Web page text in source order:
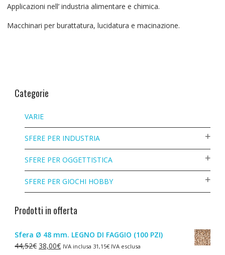
Applicazioni nell’ industria alimentare e chimica.
Macchinari per burattatura, lucidatura e macinazione.
Categorie
VARIE
SFERE PER INDUSTRIA
SFERE PER OGGETTISTICA
SFERE PER GIOCHI HOBBY
Prodotti in offerta
Sfera Ø 48 mm. LEGNO DI FAGGIO (100 PZI)
44,52€ Il
38,00€IlIVA inclusa 31,15€IVA esclusa